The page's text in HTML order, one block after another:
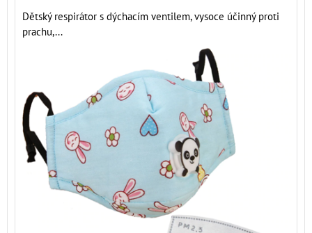
Dětský respirátor s dýchacím ventilem, vysoce účinný proti
prachu,...